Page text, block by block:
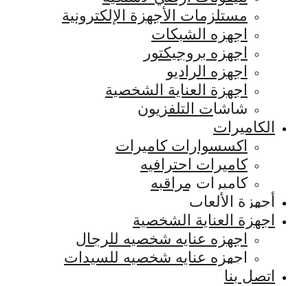
مستلزمات الأجهزة الإلكترونية
اجهزه الشبكات
اجهزه بروجيكتور
اجهزه الراديو
اجهزة العناية الشخصية
شاشات التلفزيون
الكاميرات
اكسسوارات كاميرات
كاميرات احترافيه
كاميرات مراقبه
أجهزة الألعاب
اجهزة العناية الشخصية
اجهزه عنايه شخصيه للرجال
اجهزه عنايه شخصيه للسيدات
اتصل بنا